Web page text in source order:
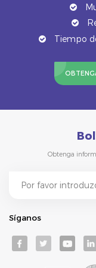
Tiempo
Obtenga
Síganos